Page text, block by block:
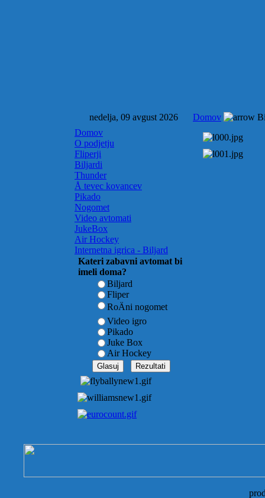
nedelja, 09 avgust 2026 Domov
Domov
O podjetju
Fliperji
Biljardi
Thunder
Å tevec kovancev
Pikado
Nogomet
Video avtomati
JukeBox
Air Hockey
Internetna igrica - Biljard
Kateri zabavni avtomat bi
imeli doma?
Biljard
Fliper
RoÄni nogomet
Video igro
Pikado
Juke Box
Air Hockey